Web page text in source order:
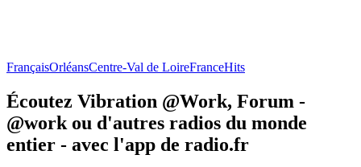
FrançaisOrléansCentre-Val de LoireFranceHits
Écoutez Vibration @Work, Forum -
@work ou d'autres radios du monde
entier - avec l'app de radio.fr